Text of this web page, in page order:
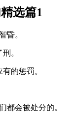
选篇1
昏。
。
的惩罚。
都会被处分的。